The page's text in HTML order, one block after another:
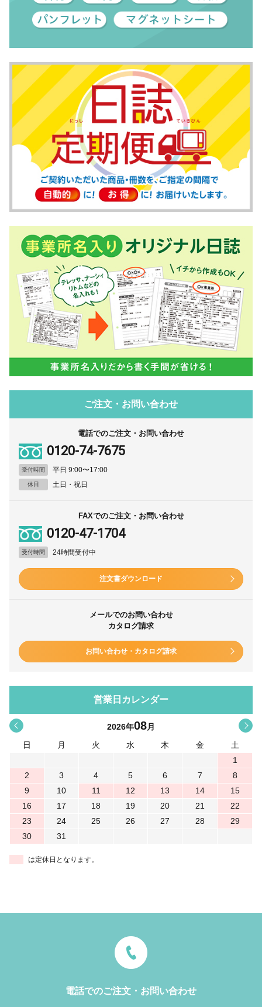
ご注文・お問い合わせ
電話でのご注文・お問い合わせ
0120-74-7675
受付時間 平日 9:00〜17:00
休日 土日・祝日
FAXでのご注文・お問い合わせ
0120-47-1704
受付時間 24時間受付中
注文書ダウンロード
メールでのお問い合わせ
カタログ請求
お問い合わせ・カタログ請求
営業日カレンダー
< 2026年08月
日
月 火 水 木 金
土
1
2
3 4 5 6 7
8
9
10 11 12 13 14
15
16
17 18 19 20 21
22
23
24 25 26 27 28
29
30
31
は定休日となります。
電話でのご注文・お問い合わせ